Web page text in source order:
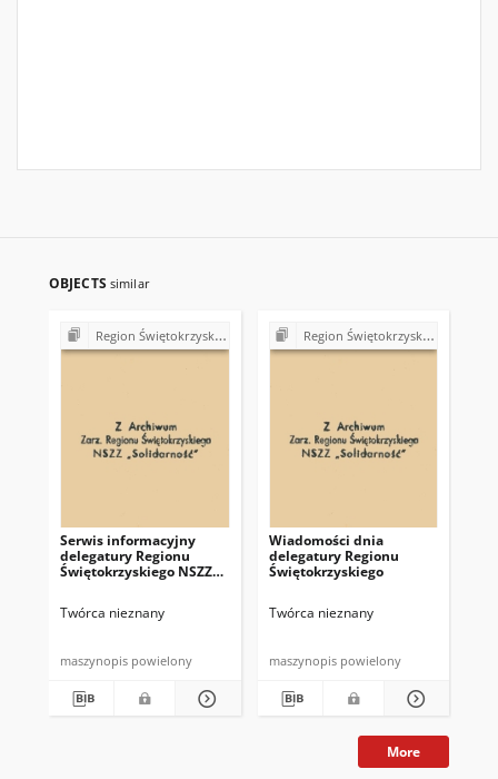
OBJECTS similar
Region Świętokrzyski NSZZ "Solidarność". Delegatura Starachowice
Serwis informacyjny
delegatury Regionu
Świętokrzyskiego NSZZ
Twórca nieznany
maszynopis powielony
Region Świętokrzyski NSZZ "Solidarność". Delegatura Starachowice
Wiadomości dnia
delegatury Regionu
Świętokrzyskiego
Twórca nieznany
maszynopis powielony
More